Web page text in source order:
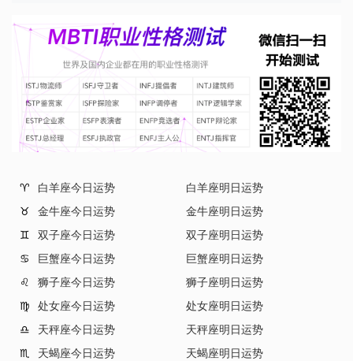
♈ 白羊座今日运势
白羊座明日运势
♉
金牛座今日运势
金牛座明日运势
♊
双子座今日运势
双子座明日运势
♋
巨蟹座今日运势
巨蟹座明日运势
♌
狮子座今日运势
狮子座明日运势
♍
处女座今日运势
处女座明日运势
♎
天秤座今日运势
天秤座明日运势
♏
天蝎座今日运势
天蝎座明日运势